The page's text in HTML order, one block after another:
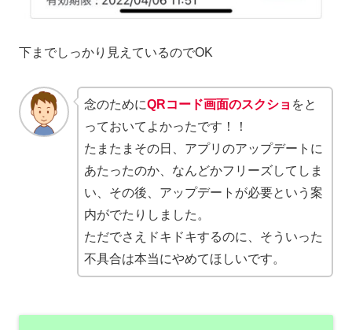
下までしっかり見えているのでOK
念のためにQRコード画面のスクショ をと
っておいてよかったです！！
たまたまその日、アプリのアップデートに
あたったのか、なんどかフリーズしてしま
い、その後、アップデートが必要という案
内がでたりしました。
ただでさえドキドキするのに、そういった
不具合は本当にやめてほしいです。